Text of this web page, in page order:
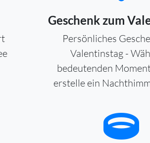
Geschenk zum
Persönliches
Valentinstag -
bedeutenden
erstelle ein